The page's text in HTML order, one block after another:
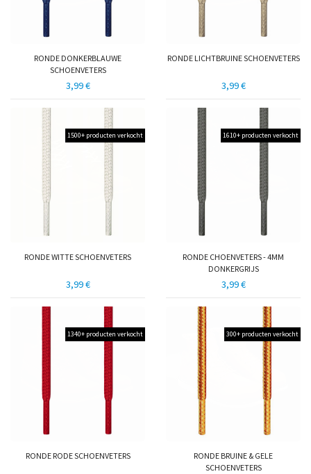
RONDE DONKERBLAUWE
SCHOENVETERS
3,99 €
RONDE LICHTBRUINE SCHOENVETERS
3,99 €
1500+ producten verkocht
RONDE WITTE SCHOENVETERS
3,99 €
1610+ producten verkocht
RONDE CHOENVETERS - 4MM
DONKERGRIJS
3,99 €
1340+ producten verkocht
RONDE RODE SCHOENVETERS
300+ producten verkocht
RONDE BRUINE & GELE
SCHOENVETERS